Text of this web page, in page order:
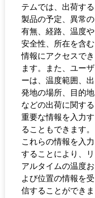
テムでは、出荷する
製品の予定、異常の
有無、経路、温度や
安全性、所在を含む
情報にアクセスでき
ます。また、ユーザ
ーは、温度範囲、出
発地の場所、目的地
などの出荷に関する
重要な情報を入力す
ることもできます。
これらの情報を入力
することにより、リ
アルタイムの温度お
よび位置の情報を受
信することができま